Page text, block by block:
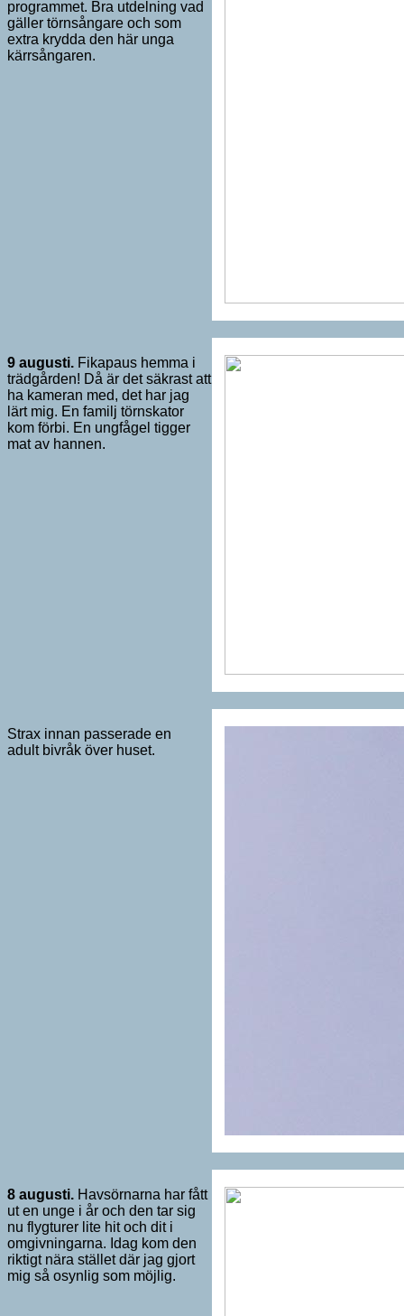
programmet. Bra utdelning vad
gäller törnsångare och som
extra krydda den här unga
kärrsångaren.
9 augusti. Fikapaus hemma i
trädgården! Då är det säkrast att
ha kameran med, det har jag
lärt mig. En familj törnskator
kom förbi. En ungfågel tigger
mat av hannen.
Strax innan passerade en
adult bivråk över huset.
8 augusti. Havsörnarna har fått
ut en unge i år och den tar sig
nu flygturer lite hit och dit i
omgivningarna. Idag kom den
riktigt nära stället där jag gjort
mig så osynlig som möjlig.